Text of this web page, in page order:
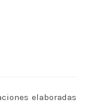
elaboradas